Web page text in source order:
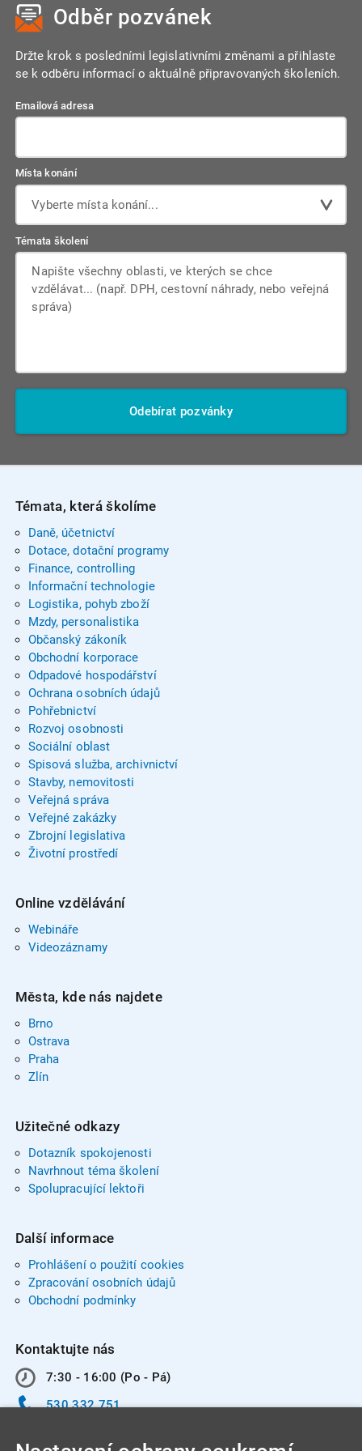
Odběr pozvánek
Držte krok s posledními legislativními změnami a přihlaste
se k odběru informací o aktuálně připravovaných školeních.
Emailová adresa
Místa konání
Vyberte místa konání...
Témata školení
Odebírat pozvánky
Témata, která školíme
Daně, účetnictví
Dotace, dotační programy
Finance, controlling
Informační technologie
Logistika, pohyb zboží
Mzdy, personalistika
Občanský zákoník
Obchodní korporace
Odpadové hospodářství
Ochrana osobních údajů
Pohřebnictví
Rozvoj osobnosti
Sociální oblast
Spisová služba, archivnictví
Stavby, nemovitosti
Veřejná správa
Veřejné zakázky
Zbrojní legislativa
Životní prostředí
Online vzdělávání
Webináře
Videozáznamy
Města, kde nás najdete
Brno
Ostrava
Praha
Zlín
Užitečné odkazy
Dotazník spokojenosti
Navrhnout téma školení
Spolupracující lektoři
Další informace
Prohlášení o použití cookies
Zpracování osobních údajů
Obchodní podmínky
Kontaktujte nás
7:30 - 16:00 (Po - Pá)
530 332 751